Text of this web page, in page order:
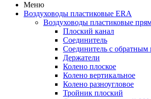
Меню
Воздуховоды пластиковые ERA
Воздуховоды пластиковые
Плоский канал
Соединитель
Соединитель с обратным
Держатели
Колено плоское
Колено вертикальное
Колено разноугловое
Тройник плоский